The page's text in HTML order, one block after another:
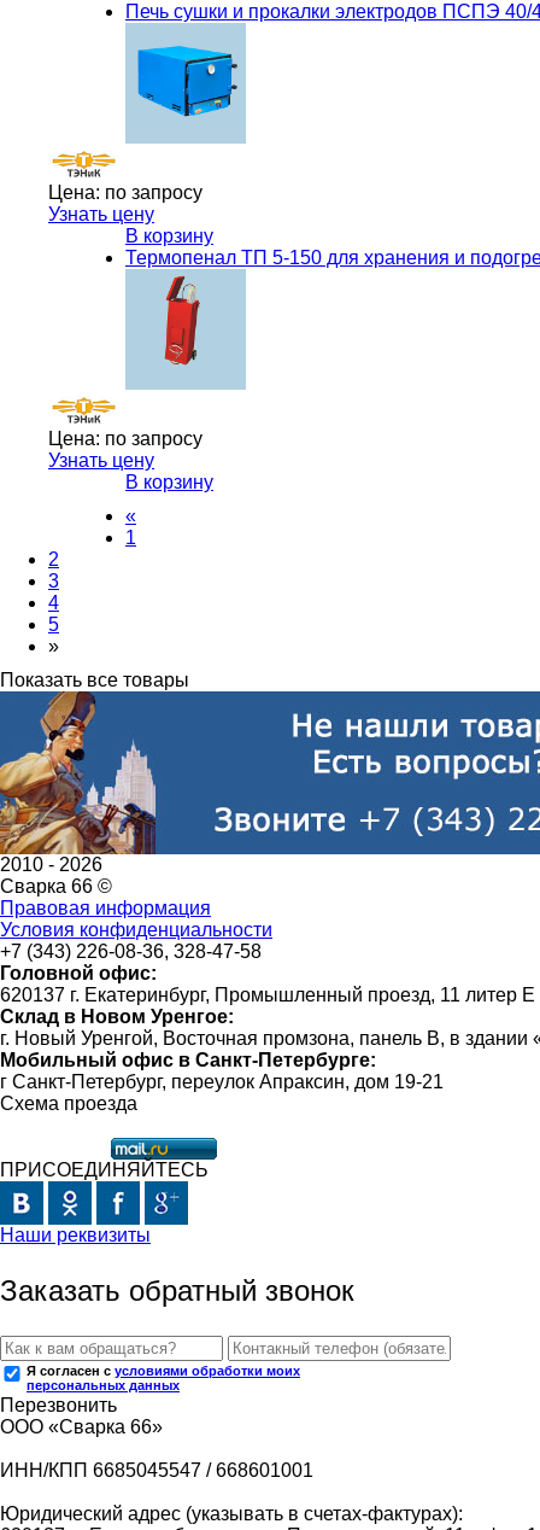
Печь сушки и прокалки электродов ПСПЭ 40/
Цена: по запросу
Узнать цену
В корзину
Термопенал ТП 5-150 для хранения и
Цена: по запросу
Узнать цену
В корзину
«
1
2
3
4
5
»
Показать все товары
2010 - 2026
Сварка 66 ©
Правовая информация
Условия конфиденциальности
+7 (343) 226-08-36, 328-47-58
Головной офис:
620137 г. Екатеринбург, Промышленный проезд, 11 литер Е
Склад в Новом Уренгое:
г. Новый Уренгой, Восточная промзона, панель В, в
Мобильный офис в Санкт-Петербурге:
г Санкт-Петербург, переулок Апраксин, дом 19-21
Схема проезда
ПРИСОЕДИНЯЙТЕСЬ
Наши реквизиты
Заказать обратный звонок
Я согласен с условиями обработки моих
персональных данных
Перезвонить
ООО «Сварка 66»
ИНН/КПП 6685045547 / 668601001
Юридический адрес (указывать в счетах-фактурах):